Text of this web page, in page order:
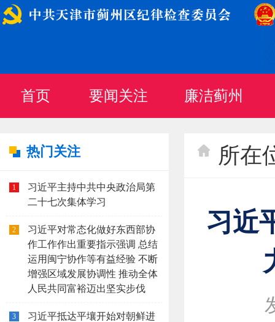
首页 要闻关注 廉洁蓟州
热门关注
1
习近平主持中共中央政治局第
二十七次集体学习
2
习近平对常态化做好东西部协
作工作作出重要指示强调 总结
运用闽宁协作等有益经验 不断
增强区域发展协调性 推动全体
人民共同富裕迈出坚实步伐
3
习近平抵达平壤开始对朝鲜进
所在
习近